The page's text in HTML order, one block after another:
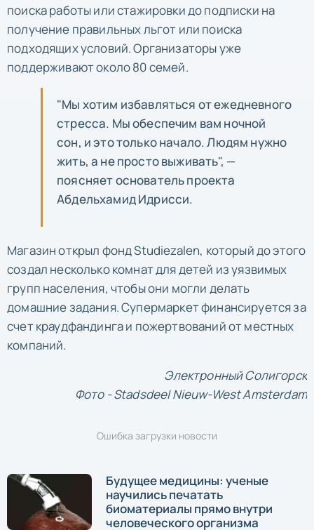
поиска работы или стажировки до подписки на
получение правильных льгот или поиска
подходящих условий. Организаторы уже
поддерживают около 80 семей.
"Мы хотим избавляться от ежедневного
стресса. Мы обеспечим вам ночной
сон, и это только начало. Людям нужно
жить, а не просто выживать", —
поясняет основатель проекта
Абдельхамид Идрисси.
Магазин открыл фонд Studiezalen, который до этого
создал несколько комнат для детей из уязвимых
групп населения, чтобы они могли делать
домашние задания. Супермаркет финансируется за
счет краудфандинга и пожертвований от местных
компаний.
Электронный Солигорск
Фото - Stadsdeel Nieuw-West Amsterdam
Ошибка загрузки новости
Будущее медицины: ученые
научились печатать
биоматериалы прямо внутри
человеческого организма